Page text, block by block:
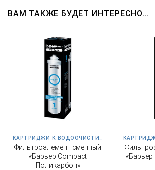
ВАМ ТАКЖЕ БУДЕТ ИНТЕРЕСНО…
Фильтроэлемент сменный
«Барьер Compact
Поликарбон»
«Барьер